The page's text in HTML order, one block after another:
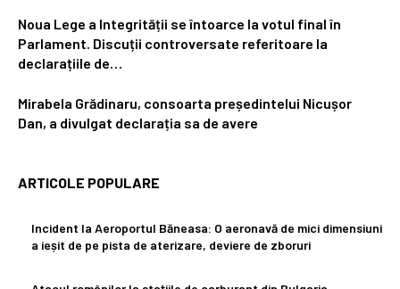
Noua Lege a Integrității se întoarce la votul final în
Parlament. Discuții controversate referitoare la
declarațiile de…
Mirabela Grădinaru, consoarta președintelui Nicușor
Dan, a divulgat declarația sa de avere
ARTICOLE POPULARE
Incident la Aeroportul Băneasa: O aeronavă de mici dimensiuni
a ieșit de pe pista de aterizare, deviere de zboruri